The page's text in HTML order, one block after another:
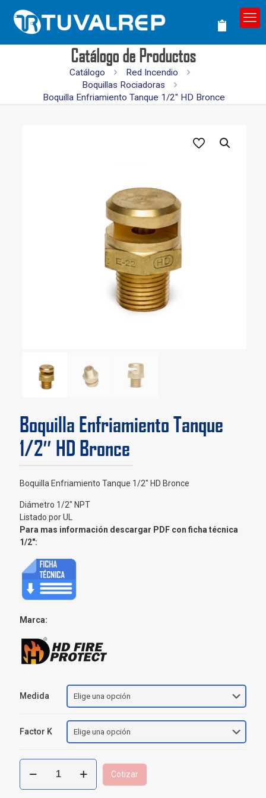
Catálogo de Productos
Catálogo
Red Incendio
Boquillas Rociadoras
Boquilla Enfriamiento Tanque 1/2″ HD Bronce
Boquilla Enfriamiento Tanque
1/2″ HD Bronce
Boquilla Enfriamiento Tanque 1/2″ HD Bronce
Diámetro 1/2″ NPT
Listado por UL
Para mas información descargar PDF con ficha técnica
1/2″:
Marca:
Medida
Factor K
Boquilla
Enfriamiento
Tanque
Cotizar